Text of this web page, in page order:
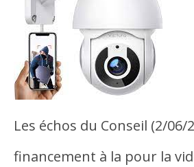
Les échos du Conseil (2/06/
financement à la pour la